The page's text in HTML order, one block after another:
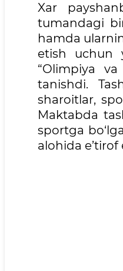
Xar
tumandagi
hamda
etish uchun
“Olimpiya
tanishdi.
sharoitlar,
Maktabda
sportga
alohida e’tirof